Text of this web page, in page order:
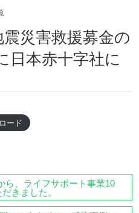
日本赤十字社に
ード
ら、ライフサポート事業10
きました。